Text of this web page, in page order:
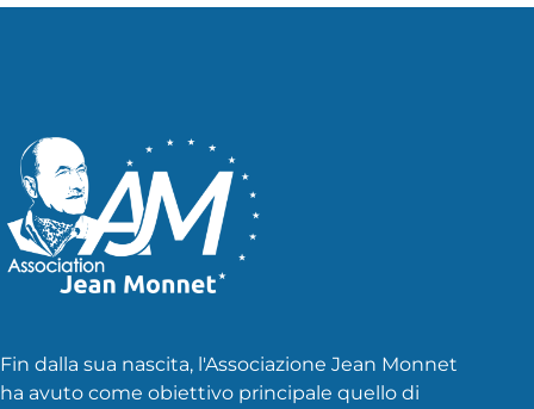
Fin dalla sua nascita, l'Associazione Jean Monnet
ha avuto come obiettivo principale quello di